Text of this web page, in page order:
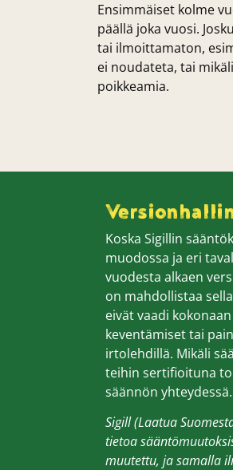
Ensimmäiset kolme
päällä joka vuosi.
tai ilmoittamaton,
ei noudateta, tai
poikkeamia.
Koska Sigillin
muodossa ja eri
vuodesta alkaen
on mahdollistaa
eivät vaadi
keventämiset tai
irtolehdillä. Mikäli
teihin sertifioituna
säännön yhteydessä.
Sigill (Laatua
tietoa
muutettu, ja samalla